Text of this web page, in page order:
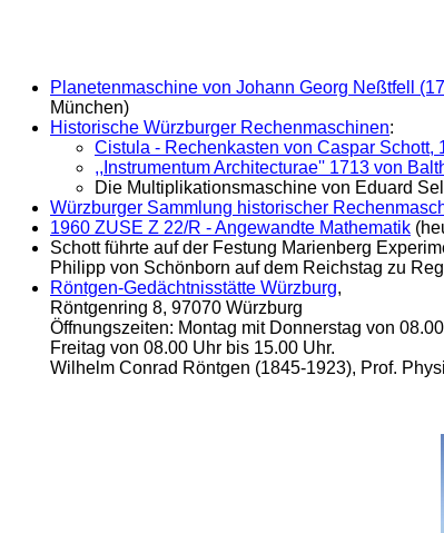
Planetenmaschine von Johann Georg Neßtfell
München)
Historische Würzburger Rechenmaschinen:
Cistula - Rechenkasten von Caspar Schott,
,,Instrumentum Architecturae'' 1713 von
Die Multiplikationsmaschine von Eduard
Würzburger Sammlung historischer
1960 ZUSE Z 22/R - Angewandte Mathematik
Schott führte auf der Festung Marienberg
Philipp von Schönborn auf dem Reichstag zu
Röntgen-Gedächtnisstätte Würzburg,
Röntgenring 8, 97070 Würzburg
Öffnungszeiten: Montag mit Donnerstag von
Freitag von 08.00 Uhr bis 15.00 Uhr.
Wilhelm Conrad Röntgen (1845-1923), Prof.